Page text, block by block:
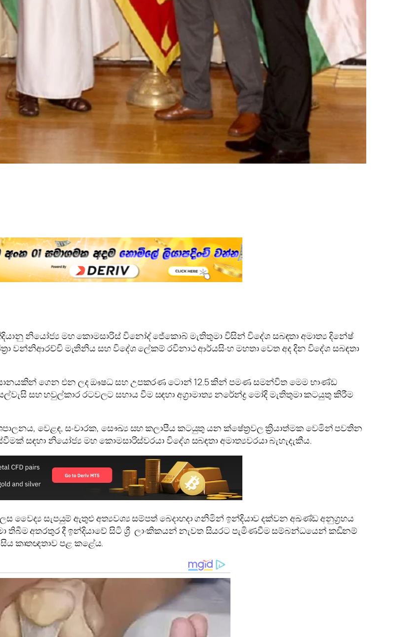
නියෝජ්‍ය මහ කොමසාරිස් විනෝද් ජේකොබ් මැතිතුමා විසින් විදේශ සබඳතා අමාත්‍ය දිනේෂ්
වන්නිආරච්චි මැතිනිය සහ විදේශ ලේකම් රවිනාථ ආර්යසිංහ මහතා වෙත අද දින විදේශ සබඳතා
යානයකින් ගෙන එන ලද ඖෂධ සහ උපකරණ ටොන් 12.5 කින් පමණ සමන්විත මෙම භාණ්ඩ
සහ හවුල්කාර රටවලට සහාය වීම සඳහා අග්‍රාමාත්‍ය නරේන්ද්‍ර මෝදි මැතිතුමා කටයුතු කිරීම
වෙළඳ, සංචාරක, සෞඛ්‍ය සහ කලාපීය කටයුතු යන ක්ෂේත්‍රවල ක්‍රියාත්මක වෙමින් පවතින
සඳහා නියෝජ්‍ය මහ කොමසාරිස්වරයා විදේශ සබඳතා අමාත්‍යවරයා බැහැදැකීය.
වෛද්‍ය සැපයුම් ඇතුළු අත්‍යවශ්‍ය සම්පත් බෙදාහදා ගනිමින් ඉන්දියාව දක්වන අඛණ්ඩ අනුග්‍රහය
තිබීම අතරතුර දී ඉන්දියාවේ සිටි ශ්‍රී ලාංකිකයන් නැවත සියරට පැමිණවීම සම්බන්ධයෙන් කඩිනම්
කෘතඥතාව පළ කළේය.